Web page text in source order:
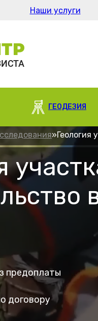
Наши услуги
ГЕОДЕЗИЯ
»Геология
предоплаты
договору